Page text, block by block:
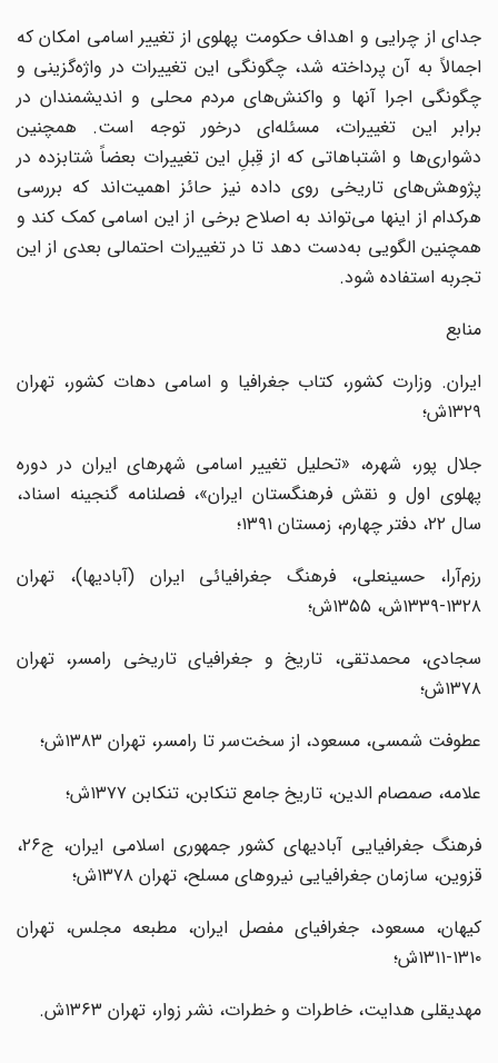
جدای از چرایی و اهداف حکومت پهلوی از تغییر اسامی امکان که
اجمالاً به آن پرداخته شد، چگونگی این تغییرات در واژه‌گزینی و
چگونگی اجرا آنها و واکنش‌های مردم محلی و اندیشمندان در
برابر این تغییرات، مسئله‌ای درخور توجه است. همچنین
دشواری‌ها و اشتباهاتی که از قِبلِ این تغییرات بعضاً شتابزده در
پژوهش‌های تاریخی روی داده نیز حائز اهمیت‌اند که بررسی
هرکدام از اینها می‌تواند به اصلاح برخی از این اسامی کمک کند و
همچنین الگویی به‌دست دهد تا در تغییرات احتمالی بعدی از این
تجربه استفاده شود.
منابع
ایران. وزارت کشور، کتاب جغرافیا و اسامی دهات کشور، تهران
۱۳۲۹ش؛
جلال پور، شهره، «تحلیل تغییر اسامی شهرهای ایران در دوره
پهلوی اول و نقش فرهنگستان ایران»، فصلنامه گنجینه اسناد،
سال ۲۲، دفتر چهارم، زمستان ۱۳۹۱؛
رزم‌آرا، حسینعلی، فرهنگ جغرافیائی ایران (آبادیها)، تهران
۱۳۲۸-۱۳۳۹ش، ۱۳۵۵ش؛
سجادی، محمدتقی، تاریخ و جغرافیای تاریخی رامسر، تهران
۱۳۷۸ش؛
عطوفت شمسی، مسعود، از سخت‌سر تا رامسر، تهران ۱۳۸۳ش؛
علامه، صمصام الدین، تاریخ جامع تنکابن، تنکابن ۱۳۷۷ش؛
فرهنگ جغرافیایی آبادیهای کشور جمهوری اسلامی ایران، ج۲۶،
قزوین، سازمان جغرافیایی نیروهای مسلح، تهران ۱۳۷۸ش؛
کیهان، مسعود، جغرافیای مفصل ایران، مطبعه مجلس، تهران
۱۳۱۰-۱۳۱۱ش؛
مهدیقلی هدایت، خاطرات و خطرات، نشر زوار، تهران ۱۳۶۳ش.